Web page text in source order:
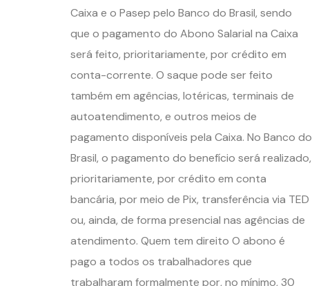
Caixa e o Pasep pelo Banco do Brasil, sendo
que o pagamento do Abono Salarial na Caixa
será feito, prioritariamente, por crédito em
conta-corrente. O saque pode ser feito
também em agências, lotéricas, terminais de
autoatendimento, e outros meios de
pagamento disponíveis pela Caixa. No Banco do
Brasil, o pagamento do benefício será realizado,
prioritariamente, por crédito em conta
bancária, por meio de Pix, transferência via TED
ou, ainda, de forma presencial nas agências de
atendimento. Quem tem direito O abono é
pago a todos os trabalhadores que
trabalharam formalmente por, no mínimo, 30